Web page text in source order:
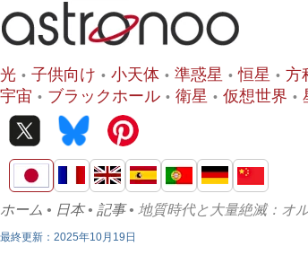
光 子供向け 小天体 準惑星 恒星 方
宇宙
ブラックホール 衛星 仮想世界
ホーム • 日本• 記事• 地質時代と大量絶滅：オ
最終更新：2025年10月19日